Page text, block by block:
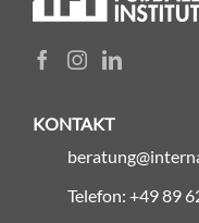
KONTAKT
Telefon: +49 89